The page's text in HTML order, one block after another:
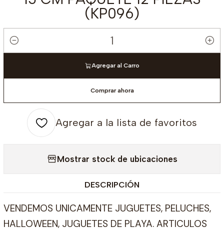
(KP096)
Cantidad
Agregar al Carro
Comprar ahora
Agregar a la lista de favoritos
Mostrar stock de ubicaciones
DESCRIPCIÓN
VENDEMOS UNICAMENTE JUGUETES, PELUCHES,
HALLOWEEN, JUGUETES DE PLAYA. ARTICULOS